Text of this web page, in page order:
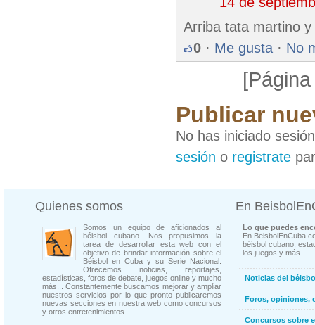
Arriba tata martino
0 · Me gusta · No
Publicar
No has iniciado
sesión o registrate
Quienes somos
Somos un equipo de aficionados al
béisbol cubano. Nos propusimos la
tarea de desarrollar esta web con el
objetivo de brindar información sobre el
Béisbol en Cuba y su Serie Nacional.
Ofrecemos noticias, reportajes,
estadísticas, foros de debate, juegos online y mucho
más... Constantemente buscamos mejorar y ampliar
nuestros servicios por lo que pronto publicaremos
nuevas secciones en nuestra web como concursos
y otros entretenimientos.
En
Lo que puedes
En
béisbol cubano,
los juegos y más...
Noticias del
Foros, opiniones,
Concursos sobre